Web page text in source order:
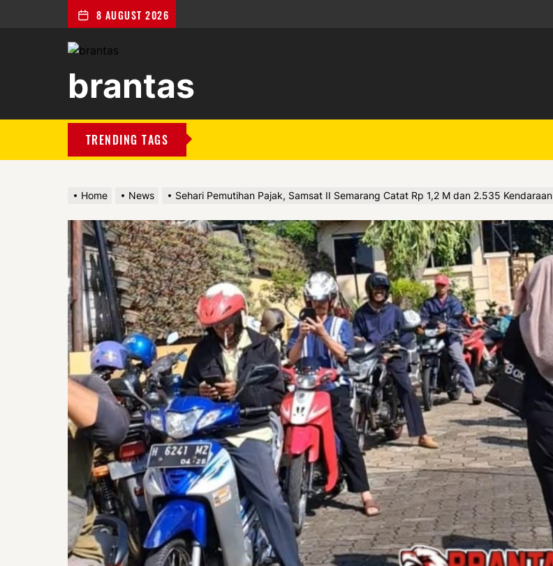
8 AUGUST 2026
brantas
TRENDING TAGS
Home News Sehari Pemutihan Pajak, Samsat II Semarang Catat Rp 1,2 M dan 2.535 Kendaraan